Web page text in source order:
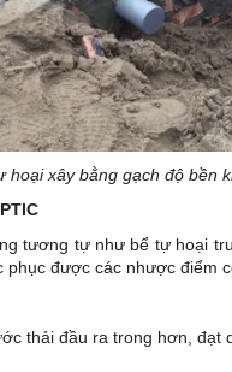
hoại xây bằng gạch độ bền
tương tự như bể tự hoại
được các nhược điểm
thải đầu ra trong hơn,